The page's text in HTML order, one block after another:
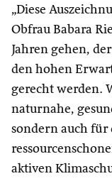
„Diese
Obfrau Babara
Jahren gehen,
den hohen
gerecht werden.
naturnahe,
sondern auch für
aktiven